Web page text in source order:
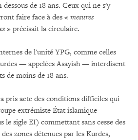
de 18 ans. Ceux qui ne s'y
faire face à des « mesures
» précisait la circulaire.
de l'unité YPG, comme celles
— appelées Asayish — interdisent
de moins de 18 ans.
pris acte des conditions difficiles qui
extrémiste État islamique
le sigle EI) commettant sans cesse des
zones détenues par les Kurdes,